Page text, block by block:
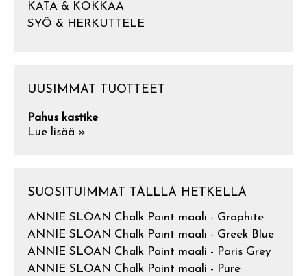
KATA & KOKKAA
SYÖ & HERKUTTELE
UUSIMMAT TUOTTEET
Pahus kastike
Lue lisää »
SUOSITUIMMAT TÄLLLÄ HETKELLÄ
ANNIE SLOAN Chalk Paint maali - Graphite
ANNIE SLOAN Chalk Paint maali - Greek Blue
ANNIE SLOAN Chalk Paint maali - Paris Grey
ANNIE SLOAN Chalk Paint maali - Pure